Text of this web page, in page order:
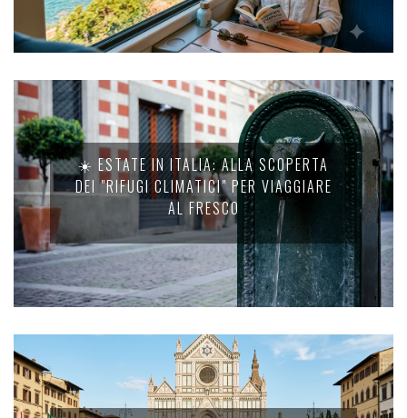
☀️ ESTATE IN ITALIA: ALLA SCOPERTA
DEI "RIFUGI CLIMATICI" PER VIAGGIARE
AL FRESCO